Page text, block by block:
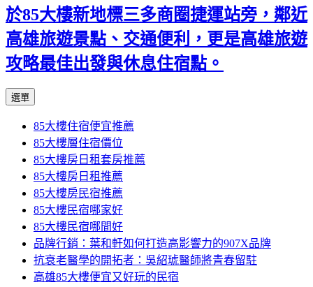
於85大樓新地標三多商圈捷運站旁，鄰近
高雄旅遊景點、交通便利，更是高雄旅遊
攻略最佳出發與休息住宿點。
選單
內
容
區
85大樓住宿便宜推薦
85大樓層住宿價位
85大樓房日租套房推薦
85大樓房日租推薦
85大樓房民宿推薦
85大樓民宿哪家好
85大樓民宿哪間好
品牌行銷：葉和軒如何打造高影響力的907X品牌
抗衰老醫學的開拓者：吳紹琥醫師將青春留駐
高雄85大樓便宜又好玩的民宿